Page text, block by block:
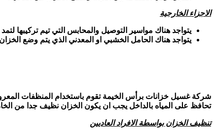
الاجزاء الخارجية
يتواجد هناك مواسير التوصيل والمحابس التي تيم تركيبها لتمد
يتواجد هناك الحامل الخشبي او المعدني الذي يتم وضع
شركة غسيل خزانات برأس الخيمة تقوم باستخدام المنظفات
تحافظ على المياه بالداخل يجب ان يكون الخزان نظيف جدا من الخارج ويمكن ان تقوم بتنظيفه كل فترة يمكن 2 مرة فى
تنظيف الخزان بواسطة الافراد العاديين